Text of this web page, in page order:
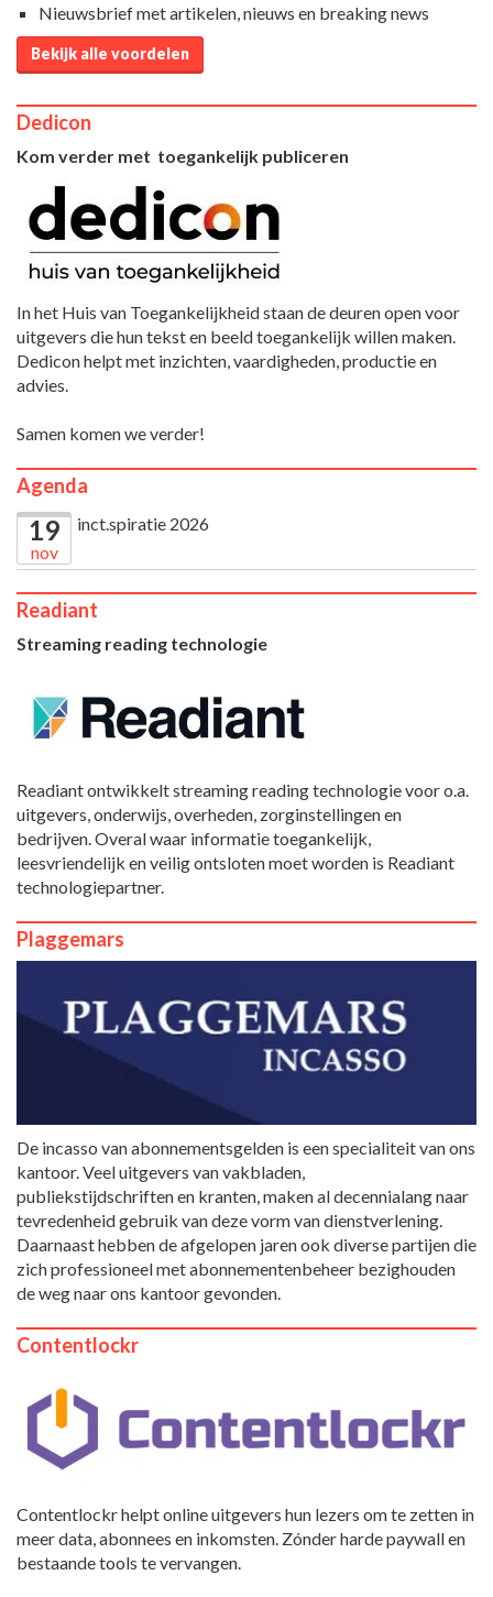
Nieuwsbrief met artikelen, nieuws en breaking news
Bekijk alle voordelen
Dedicon
Kom verder met toegankelijk publiceren
In het Huis van Toegankelijkheid staan de deuren open voor
uitgevers die hun tekst en beeld toegankelijk willen maken.
Dedicon helpt met inzichten, vaardigheden, productie en
advies.
Samen komen we verder!
Agenda
19
nov
inct.spiratie 2026
Readiant
Streaming reading technologie
Readiant ontwikkelt streaming reading technologie voor o.a.
uitgevers, onderwijs, overheden, zorginstellingen en
bedrijven. Overal waar informatie toegankelijk,
leesvriendelijk en veilig ontsloten moet worden is Readiant
technologiepartner.
Plaggemars
De incasso van abonnementsgelden is een specialiteit van ons
kantoor. Veel uitgevers van vakbladen,
publiekstijdschriften en kranten, maken al decennialang naar
tevredenheid gebruik van deze vorm van dienstverlening.
Daarnaast hebben de afgelopen jaren ook diverse partijen die
zich professioneel met abonnementenbeheer bezighouden
de weg naar ons kantoor gevonden.
Contentlockr
Contentlockr helpt online uitgevers hun lezers om te zetten in
meer data, abonnees en inkomsten. Zónder harde paywall en
bestaande tools te vervangen.